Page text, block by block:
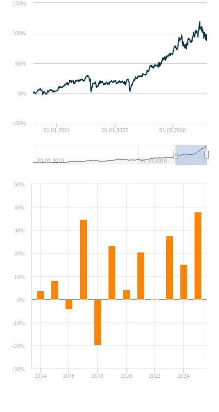
01.01.2024 01.01.2025 01.01.2026
01.01.2010 01.01.2020
0%
50%
100%
150%
-50%
2014 2016 2018 2020 2022 2024
-30%
-20%
-10%
0%
10%
20%
30%
40%
50%